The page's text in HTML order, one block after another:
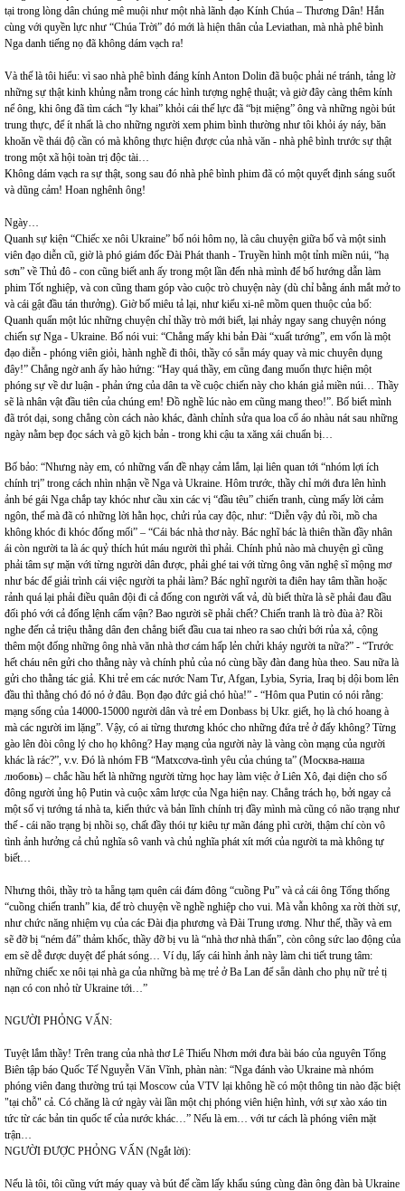
tại trong lòng dân chúng mê muội như một nhà lãnh đạo Kính Chúa – Thương Dân! Hắn
cùng với quyền lực như “Chúa Trời” đó mới là hiện thân của Leviathan, mà nhà phê bình
Nga danh tiếng nọ đã không dám vạch ra!
Và thế là tôi hiểu: vì sao nhà phê bình đáng kính Anton Dolin đã buộc phải né tránh, tảng lờ
những sự thật kinh khủng nằm trong các hình tượng nghệ thuật; và giờ đây càng thêm kính
nể ông, khi ông đã tìm cách “ly khai” khỏi cái thế lực đã “bịt miệng” ông và những ngòi bút
trung thực, để ít nhất là cho những người xem phim bình thường như tôi khỏi áy náy, băn
khoăn về thái độ cần có mà không thực hiện được của nhà văn - nhà phê bình trước sự thật
trong một xã hội toàn trị độc tài…
Không dám vạch ra sự thật, song sau đó nhà phê bình phim đã có một quyết định sáng suốt
và dũng cảm! Hoan nghênh ông!
Ngày…
Quanh sự kiện “Chiếc xe nôi Ukraine” bố nói hôm nọ, là câu chuyện giữa bố và một sinh
viên đạo diễn cũ, giờ là phó giám đốc Đài Phát thanh - Truyền hình một tỉnh miền núi, “hạ
sơn” về Thủ đô - con cũng biết anh ấy trong một lần đến nhà mình để bố hướng dẫn làm
phim Tốt nghiệp, và con cũng tham góp vào cuộc trò chuyện này (dù chỉ bằng ánh mắt mở to
và cái gật đầu tán thưởng). Giờ bố miêu tả lại, như kiểu xi-nê mồm quen thuộc của bố:
Quanh quẩn một lúc những chuyện chỉ thầy trò mới biết, lại nhảy ngay sang chuyện nóng
chiến sự Nga - Ukraine. Bố nói vui: “Chẳng mấy khi bản Đài “xuất tướng”, em vốn là một
đạo diễn - phóng viên giỏi, hành nghề đi thôi, thầy có sẵn máy quay và mic chuyên dụng
đây!” Chẳng ngờ anh ấy hào hứng: “Hay quá thầy, em cũng đang muốn thực hiện một
phóng sự về dư luận - phản ứng của dân ta về cuộc chiến này cho khán giả miền núi… Thầy
sẽ là nhân vật đầu tiên của chúng em! Đồ nghề lúc nào em cũng mang theo!”. Bố biết mình
đã trót dại, song chẳng còn cách nào khác, đành chỉnh sửa qua loa cổ áo nhàu nát sau những
ngày nằm bẹp đọc sách và gõ kịch bản - trong khi cậu ta xăng xái chuẩn bị…
Bố bảo: “Nhưng này em, có những vấn đề nhạy cảm lắm, lại liên quan tới “nhóm lợi ích
chính trị” trong cách nhìn nhận về Nga và Ukraine. Hôm trước, thầy chỉ mới đưa lên hình
ảnh bé gái Nga chắp tay khóc như cầu xin các vị “đầu têu” chiến tranh, cùng mấy lời cảm
ngôn, thế mà đã có những lời hằn học, chửi rủa cay độc, như: “Diễn vậy đủ rồi, mồ cha
không khóc đi khóc đống mối” – “Cái bác nhà thơ này. Bác nghĩ bác là thiên thần đầy nhân
ái còn người ta là ác quỷ thích hút máu người thì phải. Chính phủ nào mà chuyện gì cũng
phải tâm sự mặn với từng người dân được, phải ghé tai với từng ông văn nghệ sĩ mộng mơ
như bác để giải trình cái việc người ta phải làm? Bác nghĩ người ta điên hay tâm thần hoặc
rảnh quá lại phải điều quân đội đi cả đống con người vất vả, dù biết thừa là sẽ phải đau đầu
đối phó với cả đống lệnh cấm vận? Bao người sẽ phải chết? Chiến tranh là trò đùa à? Rồi
nghe đến cả triệu thằng dân đen chẳng biết đầu cua tai nheo ra sao chửi bới rủa xả, cộng
thêm một đống những ông nhà văn nhà thơ cám hấp lẻn chửi kháy người ta nữa?” - “Trước
hết cháu nên gửi cho thằng này và chính phủ của nó cùng bầy đàn đang hùa theo. Sau nữa là
gửi cho thằng tác giả. Khi trẻ em các nước Nam Tư, Afgan, Lybia, Syria, Iraq bị dội bom lên
đầu thì thằng chó đó nó ở đâu. Bọn đạo đức giả chó hùa!” - “Hôm qua Putin có nói rằng:
mạng sống của 14000-15000 người dân và trẻ em Donbass bị Ukr. giết, họ là chó hoang à
mà các người im lặng”. Vậy, có ai từng thương khóc cho những đứa trẻ ở đấy không? Từng
gào lên đòi công lý cho họ không? Hay mạng của người này là vàng còn mạng của người
khác là rác?”, v.v. Đó là nhóm FB “Matxcơva-tình yêu của chúng ta” (Москва-наша
любовь) – chắc hầu hết là những người từng học hay làm việc ở Liên Xô, đại diện cho số
đông người ủng hộ Putin và cuộc xâm lược của Nga hiện nay. Chẳng trách họ, bởi ngay cả
một số vị tướng tá nhà ta, kiến thức và bản lĩnh chính trị đầy mình mà cũng có não trạng như
thế - cái não trạng bị nhồi sọ, chất đầy thói tự kiêu tự mãn đáng phì cười, thậm chí còn vô
tình ảnh hưởng cả chủ nghĩa sô vanh và chủ nghĩa phát xít mới của người ta mà không tự
biết…
Nhưng thôi, thầy trò ta hẵng tạm quên cái đám đông “cuồng Pu” và cả cái ông Tổng thống
“cuồng chiến tranh” kia, để trò chuyện về nghề nghiệp cho vui. Mà vẫn không xa rời thời sự,
như chức năng nhiệm vụ của các Đài địa phương và Đài Trung ương. Như thế, thầy và em
sẽ đỡ bị “ném đá” thảm khốc, thầy đỡ bị vu là “nhà thơ nhà thẩn”, còn công sức lao động của
em sẽ dễ được duyệt để phát sóng… Ví dụ, lấy cái hình ảnh này làm chi tiết trung tâm:
những chiếc xe nôi tại nhà ga của những bà mẹ trẻ ở Ba Lan để sẵn dành cho phụ nữ trẻ tị
nạn có con nhỏ từ Ukraine tới…”
NGƯỜI PHỎNG VẤN:
Tuyệt lắm thầy! Trên trang của nhà thơ Lê Thiếu Nhơn mới đưa bài báo của nguyên Tổng
Biên tập báo Quốc Tế Nguyễn Văn Vĩnh, phàn nàn: “Nga đánh vào Ukraine mà nhóm
phóng viên đang thường trú tại Moscow của VTV lại không hề có một thông tin nào đặc biệt
"tại chỗ" cả. Có chăng là cứ ngày vài lần một chị phóng viên hiện hình, với sự xào xáo tin
tức từ các bản tin quốc tế của nước khác…” Nếu là em… với tư cách là phóng viên mặt
trận…
NGƯỜI ĐƯỢC PHỎNG VẤN (Ngắt lời):
Nếu là tôi, tôi cũng vứt máy quay và bút để cầm lấy khẩu súng cùng đàn ông đàn bà Ukraine